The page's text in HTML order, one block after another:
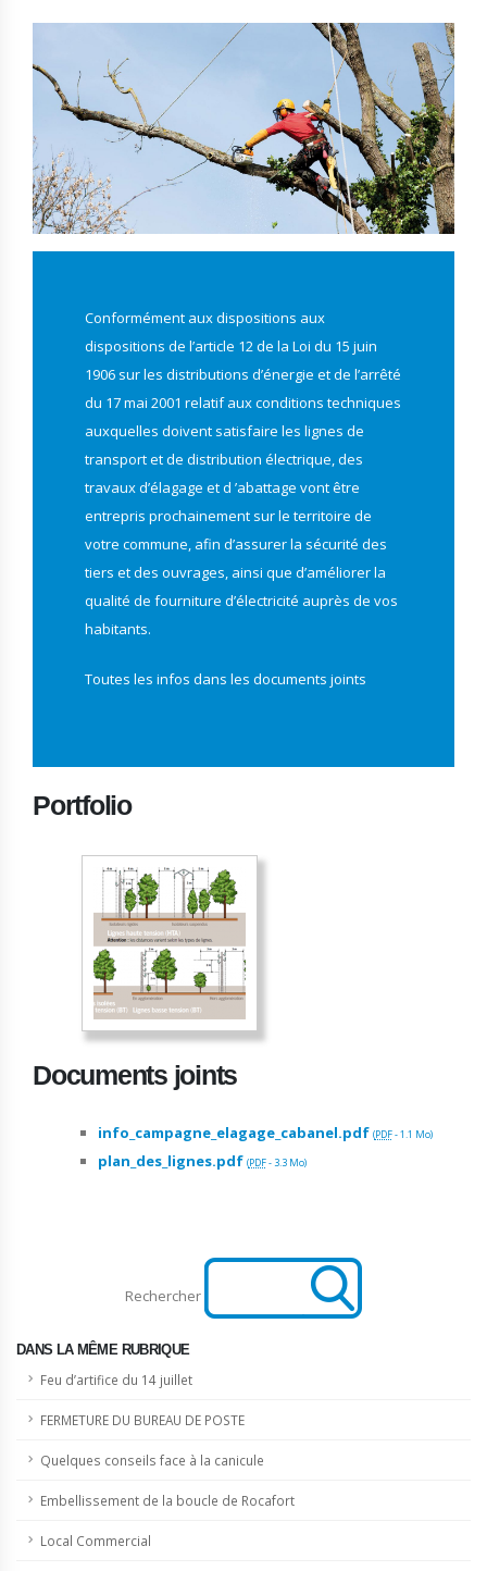
Conformément aux dispositions aux
dispositions de l’article 12 de la Loi du 15 juin
1906 sur les distributions d’énergie et de l’arrêté
du 17 mai 2001 relatif aux conditions techniques
auxquelles doivent satisfaire les lignes de
transport et de distribution électrique, des
travaux d’élagage et d ’abattage vont être
entrepris prochainement sur le territoire de
votre commune, afin d’assurer la sécurité des
tiers et des ouvrages, ainsi que d’améliorer la
qualité de fourniture d’électricité auprès de vos
habitants.
Toutes les infos dans les documents joints
Portfolio
Documents joints
info_campagne_elagage_cabanel.pdf (PDF-1.1 Mo)
plan_des_lignes.pdf (PDF- 3.3 Mo)
Rechercher
DANS LA MÊME RUBRIQUE
Feu d’artifice du 14 juillet
FERMETURE DU BUREAU DE POSTE
Quelques conseils face à la canicule
Embellissement de la boucle de Rocafort
Local Commercial